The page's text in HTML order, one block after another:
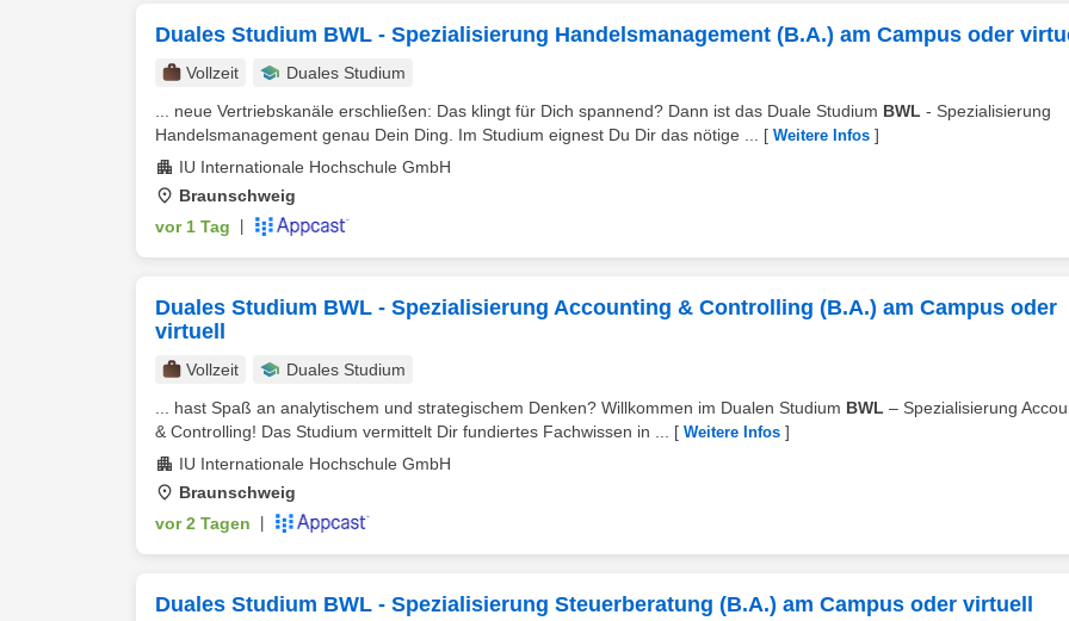
Duales Studium BWL - Spezialisierung Handelsmanagement (B.A.) am Campus oder
Vollzeit
Duales Studium
... neue Vertriebskanäle erschließen: Das klingt für Dich spannend? Dann ist das Duale Studium BWL - Spezialisierung
Handelsmanagement genau Dein Ding. Im Studium eignest Du Dir das nötige ...
[ Weitere Infos ]
IU Internationale Hochschule GmbH
Braunschweig
vor 1 Tag
Duales Studium BWL - Spezialisierung Accounting & Controlling (B.A.) am Campus oder
virtuell
Vollzeit
Duales Studium
... hast Spaß an analytischem und strategischem Denken? Willkommen im Dualen Studium BWL – Spezialisierung
& Controlling! Das Studium vermittelt Dir fundiertes Fachwissen in ...
[ Weitere Infos ]
IU Internationale Hochschule GmbH
Braunschweig
vor 2 Tagen
Duales Studium BWL - Spezialisierung Steuerberatung (B.A.) am Campus oder virtuell